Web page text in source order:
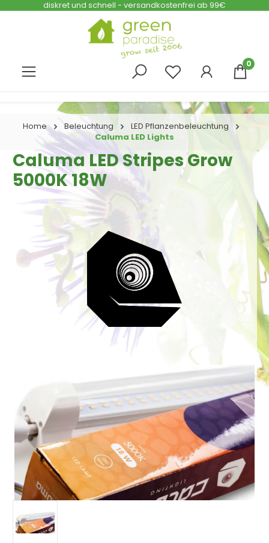
Zum Hauptinhalt springen
diskret und schnell - versandkostenfrei ab 99€
0
Home Beleuchtung
LED Pflanzenbeleuchtung
Caluma LED Lights
Caluma LED Stripes Grow
5000K 18W